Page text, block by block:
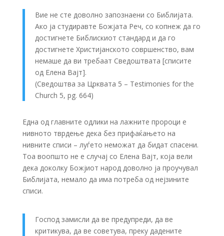
Вие не сте доволно запознаени со Библијата.
Ако ја студиравте Божјата Реч, со копнеж да го
достигнете Библискиот стандард и да го
достигнете Христијанското совршенство, вам
немаше да ви требаат Сведоштвата [списите
од Елена Вајт].
(Сведоштва за Црквата 5 – Testimonies for the
Church 5, pg. 664)
Една од главните одлики на лажните пророци е
нивното тврдење дека без прифаќањето на
нивните списи – луѓето неможат да бидат спасени.
Тоа воопшто не е случај со Елена Вајт, која вели
дека доколку Божјиот народ доволно ја проучувал
Библијата, немало да има потреба од нејзините
списи.
Господ замисли да ве предупреди, да ве
критикува, да ве советува, преку дадените